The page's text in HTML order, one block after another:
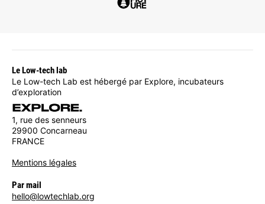
Le Low-tech lab
Le Low-tech Lab est hébergé par Explore, incubateurs
d’exploration
1, rue des senneurs
29900 Concarneau
FRANCE
Mentions légales
Par mail
hello@lowtechlab.org